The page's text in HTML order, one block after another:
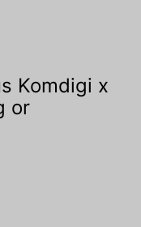
Komdigi x
or